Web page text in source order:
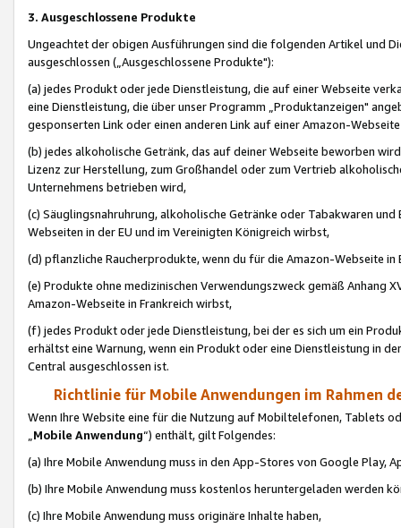
3. Ausgeschlossene Produkte
Ungeachtet der obigen Ausführungen sind die folgenden Artikel und
ausgeschlossen („Ausgeschlossene Produkte"):
(a) jedes Produkt oder jede Dienstleistung, die auf einer Webseite
eine Dienstleistung, die über unser Programm „Produktanzeigen"
gesponserten Link oder einen anderen Link auf einer Amazon-
(b) jedes alkoholische Getränk, das auf deiner Webseite beworben
Lizenz zur Herstellung, zum Großhandel oder zum Vertrieb
Unternehmens betrieben wird,
(c) Säuglingsnahruhrung, alkoholische Getränke oder Tabakwaren
Webseiten in der EU und im Vereinigten Königreich wirbst,
(d) pflanzliche Raucherprodukte, wenn du für die Amazon-Webseite in
(e) Produkte ohne medizinischen Verwendungszweck gemäß Anhang
Amazon-Webseite in Frankreich wirbst,
(f) jedes Produkt oder jede Dienstleistung, bei der es sich um ein
erhältst eine Warnung, wenn ein Produkt oder eine Dienstleistung in
Central ausgeschlossen ist.
Richtlinie für Mobile Anwendungen im Rahmen
Wenn Ihre Website eine für die Nutzung auf Mobiltelefonen, Tablets
„Mobile Anwendung“) enthält, gilt Folgendes:
(a) Ihre Mobile Anwendung muss in den App-Stores von Google Play,
(b) Ihre Mobile Anwendung muss kostenlos heruntergeladen werden
(c) Ihre Mobile Anwendung muss originäre Inhalte haben,